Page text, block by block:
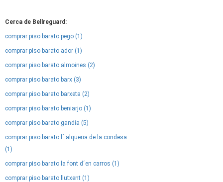
Cerca de Bellreguard:
comprar piso barato pego (1)
comprar piso barato ador (1)
comprar piso barato almoines (2)
comprar piso barato barx (3)
comprar piso barato barxeta (2)
comprar piso barato beniarjo (1)
comprar piso barato gandia (5)
comprar piso barato l´ alqueria de la condesa
(1)
comprar piso barato la font d´en carros (1)
comprar piso barato llutxent (1)